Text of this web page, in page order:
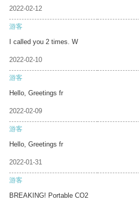
2022-02-12
游客
I called you 2 times. W
2022-02-10
游客
Hello, Greetings fr
2022-02-09
游客
Hello, Greetings fr
2022-01-31
游客
BREAKING! Portable CO2